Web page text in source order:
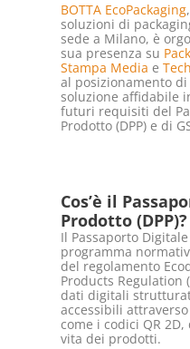
BOTTA EcoPackaging
soluzioni di
sede a Milano, è
sua presenza su
Stampa Media e
al posizionamento di
soluzione affidabile
futuri requisiti del
Prodotto (DPP) e di
Cos’è il
Prodotto (DPP)?
Il Passaporto
programma
del regolamento
Products Regulation
dati digitali
accessibili
come i codici QR
vita dei prodotti.